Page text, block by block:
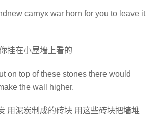
carnyx war horn for you to leave it
挂在小屋墙上看的
on top of these stones there would
the wall higher.
用泥炭制成的砖块 用这些砖块把墙堆